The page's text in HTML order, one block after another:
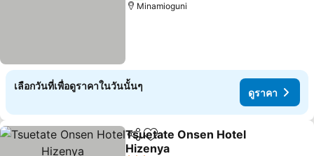
Minamioguni
เลือกวันที่เพื่อดูราคาในวันนั้นๆ
ดูราคา
แชร์ เพิ่มในรายการโปรด
Tsuetate Onsen Hotel
Hizenya